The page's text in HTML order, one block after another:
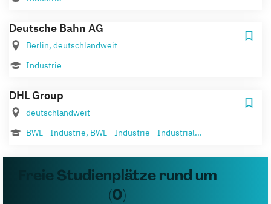
Deutsche Bahn AG
Berlin, deutschlandweit
Industrie
DHL Group
deutschlandweit
BWL - Industrie, BWL - Industrie - Industrial...
Freie Studienplätze rund um
(0)